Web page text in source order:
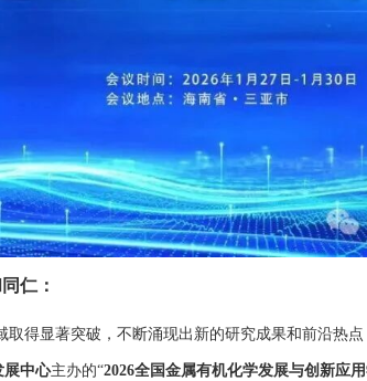
仁：
取得显著突破，不断涌现出新的研究成果和前沿热
展中心主办的“2026全国金属有机化学发展与创新应